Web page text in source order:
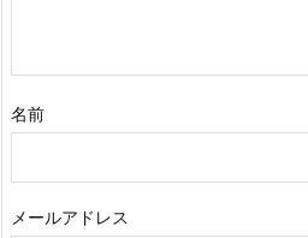
名前
メールアドレス